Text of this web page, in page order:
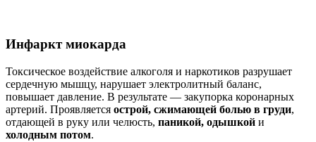
Инфаркт миокарда
Токсическое воздействие алкоголя и наркотиков разрушает
сердечную мышцу, нарушает электролитный баланс,
повышает давление. В результате — закупорка коронарных
артерий. Проявляется острой, сжимающей болью в груди,
отдающей в руку или челюсть, паникой, одышкой и
холодным потом.